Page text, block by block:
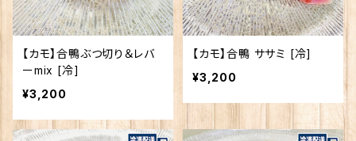
【カモ】合鴨ぶつ切り＆レバ
ーmix [冷]
¥3,200
【カモ】合鴨 ササミ [冷]
¥3,200